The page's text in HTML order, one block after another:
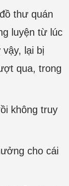
thư quán
luyện từ lúc
lại bị
qua, trong
không truy
cho cái